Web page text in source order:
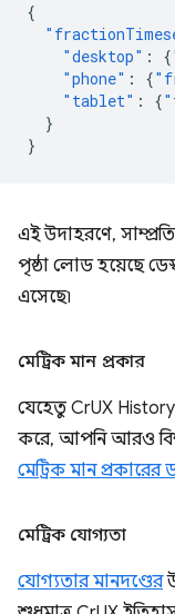
{
"desktop" : {
"phone" : {
"tablet" : {
}
}
এই উদাহরণে,
পৃষ্ঠা লোড হয়েছে
এসেছে৷
মেট্রিক মান প্রকার
যেহেতু CrUX
করে, আপনি আরও
মেট্রিক মান
মেট্রিক যোগ্যতা
যোগ্যতার মানদণ্ডের